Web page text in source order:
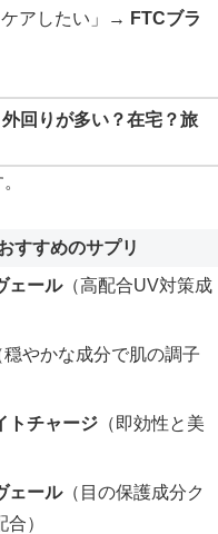
アしたい」→ FTCブラ
回りが多い？在宅？旅
すすめのサプリ
ェール（高配合UV対策成
穏やかな成分で肌の調子
トチャージ （即効性と美
ェール（目の保護成分ク
）